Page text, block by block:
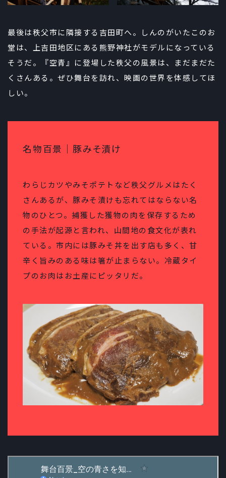
最後は秩父市に隣接する吉田町へ。しんのがいたこのお
堂は、上吉田地区にある熊野神社がモデルになっている
そうだ。『空青』に登場した秩父の風景は、まだまだた
くさんある。ぜひ舞台を訪れ、映画の世界を体感してほ
しい。
名物百景｜豚みそ漬け
わらじカツやみそポテトなど秩父グルメはたく
さんあるが、豚みそ漬けも忘れてはならない名
物のひとつ。捕獲した獲物の肉を保存するため
の手法が起源と言われ、山間地の食文化が表れ
ている。市内には豚みそ丼を出す店も多く、甘
辛く旨みのある味は箸が止まらない。冷蔵タイ
プのお肉はお土産にピッタリだ。